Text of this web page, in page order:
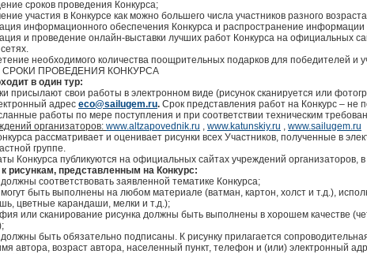
сроков проведения Конкурса;
участия в Конкурсе как можно большего числа участников разного
информационного обеспечения Конкурса и распространение информации
и проведение онлайн-выставки лучших работ Конкурса на официальных
необходимого количества поощрительных подарков для победителей и
СРОКИ ПРОВЕДЕНИЯ КОНКУРСА
в один тур:
присылают свои работы в электронном виде (рисунок сканируется или
адрес eco@sailugem.ru. Срок представления работ на Конкурс – не
работы по мере поступления и при соответствии техническим
организаторов: www.altzapovednik.ru , www.katunskiy.ru , www.sailugem.ru
рассматривает и оценивает рисунки всех Участников, полученные в
группе.
Конкурса публикуются на официальных сайтах учреждений организаторов,
рисункам, представленным на Конкурс:
соответствовать заявленной тематике Конкурса;
быть выполнены на любом материале (ватман, картон, холст и т.д.),
цветные карандаши, мелки и т.д.);
или сканирование рисунка должны быть выполнены в хорошем качестве
быть обязательно подписаны. К рисунку прилагается
автора, возраст автора, населенный пункт, телефон и (или) электронный